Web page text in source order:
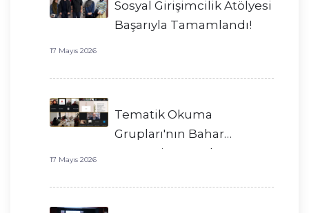
Sosyal Girişimcilik Atölyesi
Başarıyla Tamamlandı!
17 Mayıs 2026
Tematik Okuma
Grupları'nın Bahar
Dönemi Başarıyla
17 Mayıs 2026